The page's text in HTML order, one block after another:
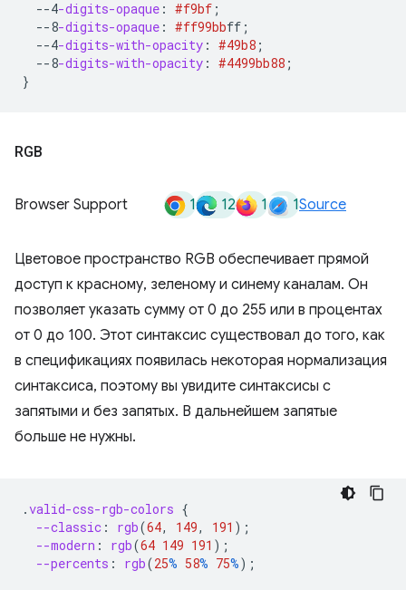
--4-digits-opaque : #f9bf ;
--8-digits-opaque : #ff99bbff ;
--4-digits-with-opacity : #49b8 ;
--8-digits-with-opacity : #4499bb88 ;
}
RGB
Browser Support 1 12 1 1Source
Цветовое пространство RGB обеспечивает прямой
доступ к красному, зеленому и синему каналам. Он
позволяет указать сумму от 0 до 255 или в процентах
от 0 до 100. Этот синтаксис существовал до того, как
в спецификациях появилась некоторая нормализация
синтаксиса, поэтому вы увидите синтаксисы с
запятыми и без запятых. В дальнейшем запятые
больше не нужны.
.valid-css-rgb-colors {
--classic : rgb(64, 149, 191 );
--modern : rgb(64 149 191 );
--percents : rgb(25% 58% 75%);